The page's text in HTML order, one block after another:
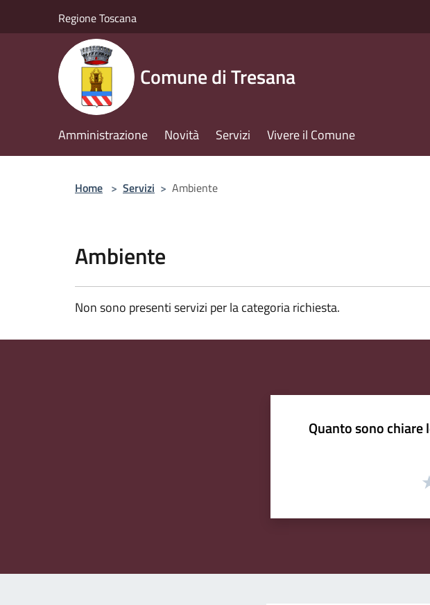
Regione Toscana
Comune di Tresana
Amministrazione Novità Servizi Vivere il Comune
Home > Servizi > Ambiente
Ambiente
Non sono presenti servizi per la categoria richiesta.
Quanto sono